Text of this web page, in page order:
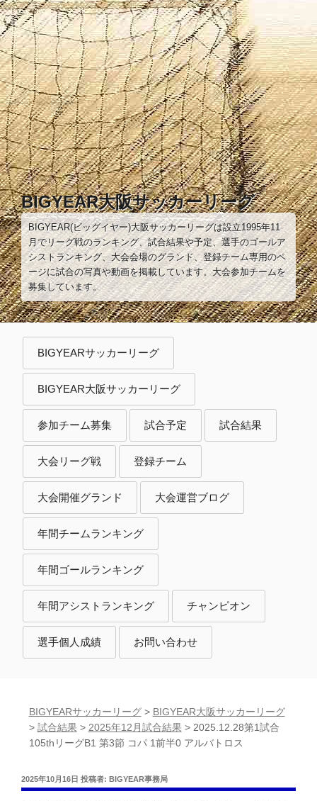
コ
ン
テ
ン
ツ
へ
ス
キ
ッ
プ
BIGYEAR大阪サッカーリーグ
BIGYEAR(ビッグイヤー)大阪サッカーリーグは設立1995年11
月でリーグ戦のランキング、試合結果や予定、選手のゴールア
シストランキング、大会会場のグランド、登録チーム専用のペ
ージに試合の写真や動画を掲載しています。大会参加チームを
募集しています。
BIGYEARサッカーリーグ
BIGYEAR大阪サッカーリーグ
参加チーム募集 試合予定 試合結果
大会リーグ戦 登録チーム
大会開催グランド 大会運営ブログ
年間チームランキング
年間ゴールランキング
年間アシストランキング チャンピオン
選手個人成績 お問い合わせ
BIGYEARサッカーリーグ> BIGYEAR大阪サッカーリーグ
> 試合結果 > 2025年12月試合結果 > 2025.12.28第1試合
105thリーグB1 第3節 コパ 1前半0 アルバトロス
投
稿
2025年10月16日 投稿者: BIGYEAR事務局